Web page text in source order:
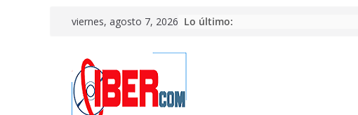
Saltar
contenido
viernes, agosto 7, 2026 Lo último: